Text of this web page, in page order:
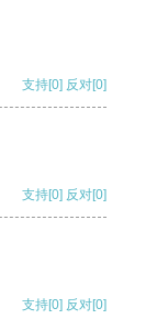
支持[0] 反对[0]
支持[0] 反对[0]
支持[0] 反对[0]